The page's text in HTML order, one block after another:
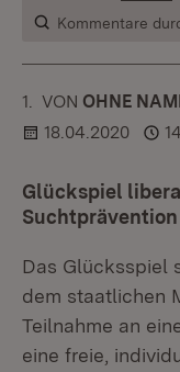
Kommentare
1. KOMMENTAR
VON :OHNE
18.04.2020
Glückspiel
Suchtprävention
Das Glücksspiel
dem staatlichen
Teilnahme an
eine freie,